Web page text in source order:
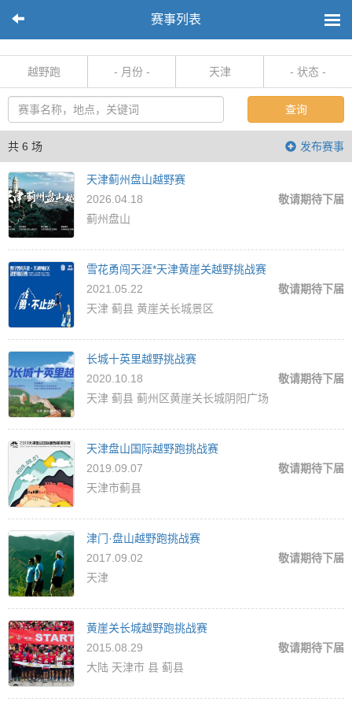
赛事列表
越野跑 - 月份 - 天津 - 状态 -
查询
共 6 场 发布赛事
天津蓟州盘山越野赛
2026.04.18
敬请期待下届
蓟州盘山
雪花勇闯天涯*天津黄崖关越野挑战赛
2021.05.22
敬请期待下届
天津 蓟县 黄崖关长城景区
长城十英里越野挑战赛
2020.10.18
敬请期待下届
天津 蓟县 蓟州区黄崖关长城阴阳广场
天津盘山国际越野跑挑战赛
2019.09.07
敬请期待下届
天津市蓟县
津门·盘山越野跑挑战赛
2017.09.02
敬请期待下届
天津
黄崖关长城越野跑挑战赛
2015.08.29
敬请期待下届
大陆 天津市 县 蓟县